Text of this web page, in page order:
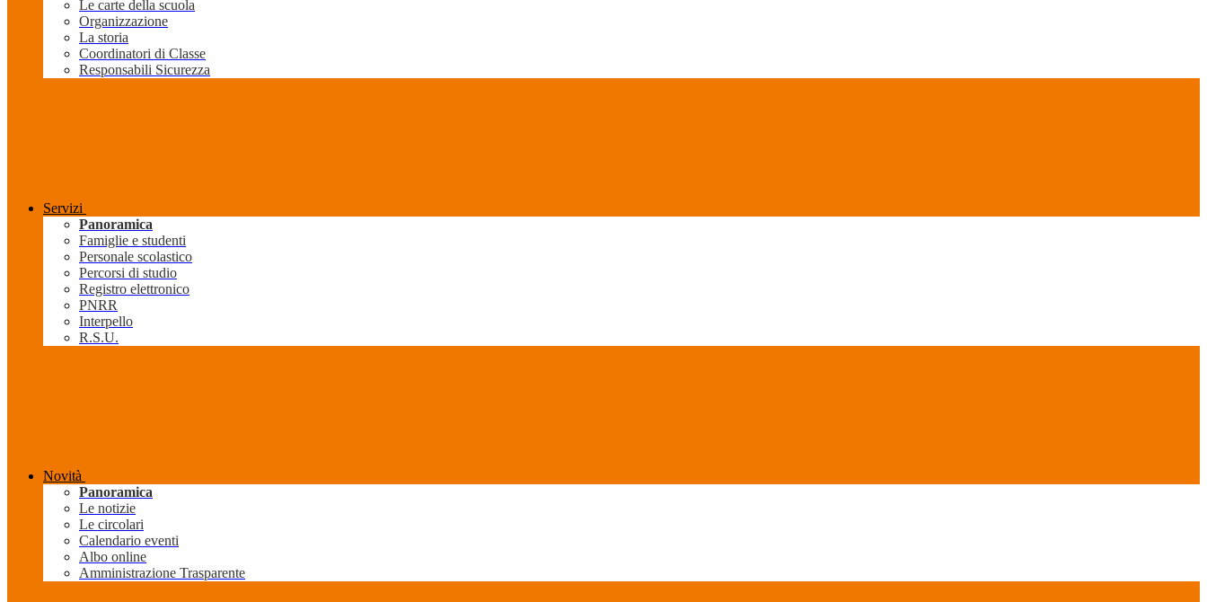
Le carte della scuola
Organizzazione
La storia
Coordinatori di Classe
Responsabili Sicurezza
Servizi
Panoramica
Famiglie e studenti
Personale scolastico
Percorsi di studio
Registro elettronico
PNRR
Interpello
R.S.U.
Novità
Panoramica
Le notizie
Le circolari
Calendario eventi
Albo online
Amministrazione Trasparente